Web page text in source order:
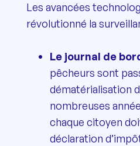
Les avancées
révolutionné la
Le journal de
pêcheurs sont
dématérialisation
nombreuses
chaque citoyen
déclaration